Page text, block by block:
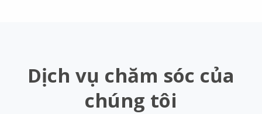
Dịch vụ chăm sóc của
chúng tôi